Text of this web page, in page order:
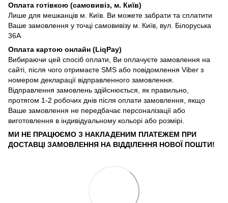
Оплата готівкою (самовивіз, м. Київ)
Лише для мешканців м. Київ. Ви можете забрати та сплатити
Ваше замовлення у точці самовивізу м. Київ, вул. Білоруська
36А
Оплата картою онлайн (LiqPay)
Вибираючи цей спосіб оплати, Ви оплачуєте замовлення на
сайті, після чого отримаєте SMS або повідомлення Viber з
номером декларації відправленного замовлення.
Відправлення замовлень здійснюється, як правильно,
протягом 1-2 робочих днів після оплати замовлення, якщо
Ваше замовлення не передбачає персоналізації або
виготовлення в індивідуальному кольорі або розмірі.
МИ НЕ ПРАЦЮЄМО З НАКЛАДЕНИМ ПЛАТЕЖЕМ ПРИ
ДОСТАВЦІ ЗАМОВЛЕННЯ НА ВІДДІЛЕННЯ НОВОЇ ПОШТИ!